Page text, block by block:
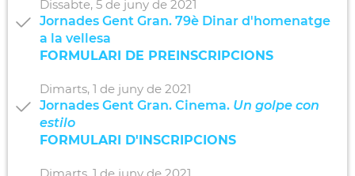
Dissabte, 5 de juny de 2021
Jornades Gent Gran. 79è Dinar d'homenatge
a la vellesa
FORMULARI DE PREINSCRIPCIONS
Dimarts, 1 de juny de 2021
Jornades Gent Gran. Cinema. Un golpe con
estilo
FORMULARI D'INSCRIPCIONS